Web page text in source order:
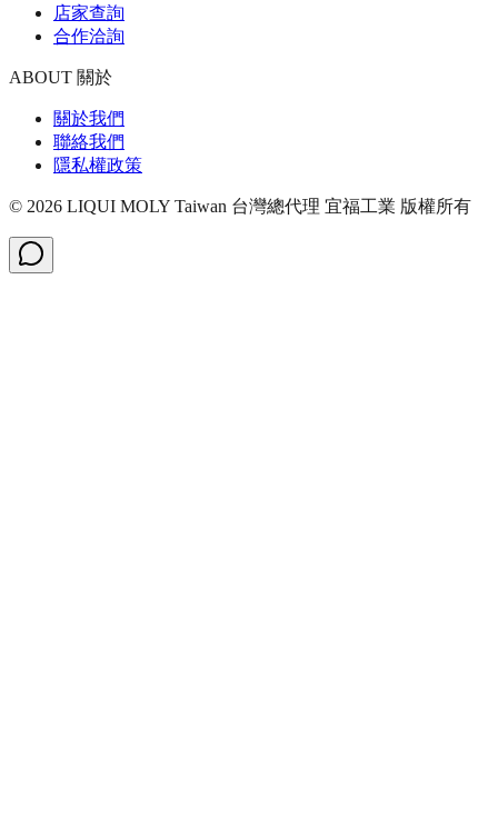
店家查詢
合作洽詢
ABOUT 關於
關於我們
聯絡我們
隱私權政策
© 2026 LIQUI MOLY Taiwan 台灣總代理 宜福工業 版權所有